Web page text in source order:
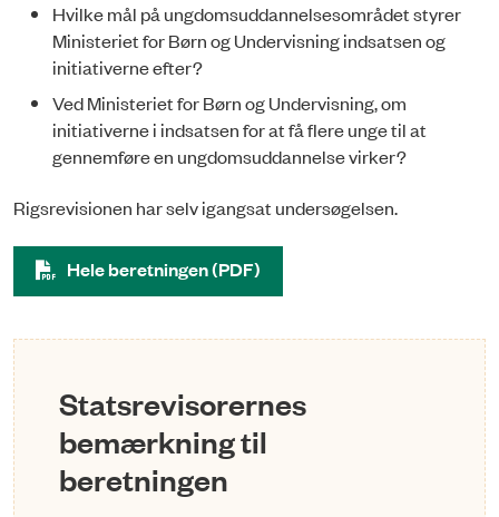
Hvilke mål på ungdomsuddannelsesområdet styrer
Ministeriet for Børn og Undervisning indsatsen og
initiativerne efter?
Ved Ministeriet for Børn og Undervisning, om
initiativerne i indsatsen for at få flere unge til at
gennemføre en ungdomsuddannelse virker?
Rigsrevisionen har selv igangsat undersøgelsen.
Hele beretningen (PDF)
Statsrevisorernes
bemærkning til
beretningen